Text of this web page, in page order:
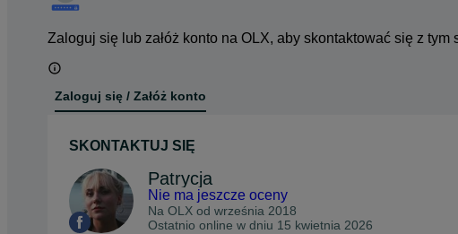
Zaloguj się lub załóż konto na OLX, aby skontaktować się z tym
Zaloguj się / Załóż konto
SKONTAKTUJ SIĘ
Patrycja
Nie ma jeszcze oceny
Na OLX od września 2018
Ostatnio online w dniu 15 kwietnia 2026